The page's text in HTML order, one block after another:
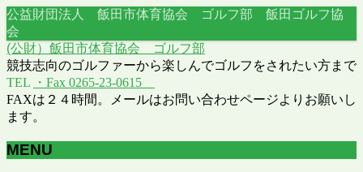
公益財団法人 飯田市体育協会 ゴルフ部 飯田ゴルフ協
会
(公財）飯田市体育協会 ゴルフ部
競技志向のゴルファーから楽しんでゴルフをされたい方まで
TEL
・Fax 0265-23-0615
FAXは２４時間。メールはお問い合わせページよりお願いし
ます。
MENU